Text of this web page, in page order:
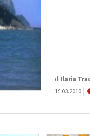
di Ilaria
19.03.2010